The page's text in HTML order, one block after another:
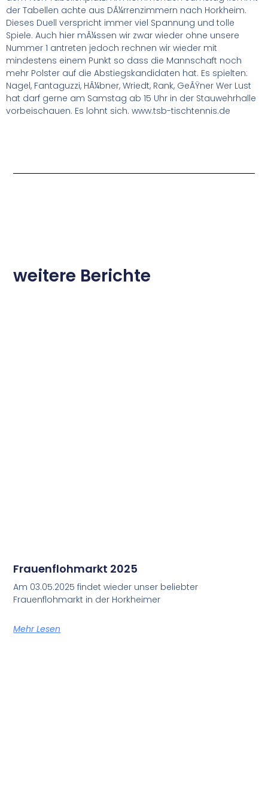
der Tabellen achte aus DÃ¼rrenzimmern nach Horkheim.
Dieses Duell verspricht immer viel Spannung und tolle
Spiele. Auch hier mÃ¼ssen wir zwar wieder ohne unsere
Nummer 1 antreten jedoch rechnen wir wieder mit
mindestens einem Punkt so dass die Mannschaft noch
mehr Polster auf die Abstiegskandidaten hat. Es spielten:
Nagel, Fantaguzzi, HÃ¼bner, Wriedt, Rank, GeÃŸner Wer Lust
hat darf gerne am Samstag ab 15 Uhr in der Stauwehrhalle
vorbeischauen. Es lohnt sich. www.tsb-tischtennis.de
weitere Berichte
Frauenflohmarkt 2025
Am 03.05.2025 findet wieder unser beliebter
Frauenflohmarkt in der Horkheimer
Mehr Lesen